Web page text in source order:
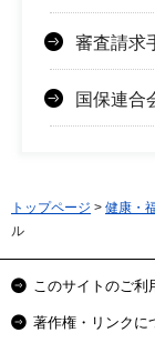
審査請求
国保連合
トップページ > 健康・
ル
このサイトのご利
著作権・リンクに